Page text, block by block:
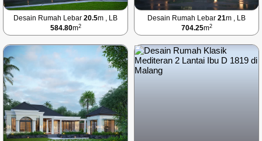
Desain Rumah Lebar 20.5m , LB
584.80m2
Desain Rumah Lebar 21m , LB
704.25m2